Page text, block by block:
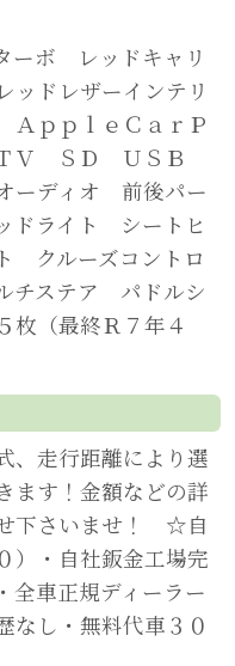
ボ レッドキャリ
ドレザーインテリ
ｐｐｌｅＣａｒＰ
Ｖ ＳＤ ＵＳＢ
ーディオ 前後パー
ドライト シートヒ
クルーズコントロ
チステア パドルシ
（最終Ｒ７年４
、走行距離により選
ます！金額などの詳
下さいませ！ ☆自
）・自社鈑金工場完
全車正規ディーラー
なし・無料代車３０